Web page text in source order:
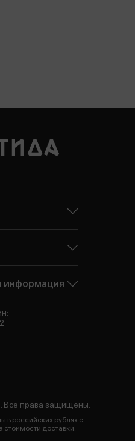
информация
права защищены.
в российских рублях с
стоимости доставки.